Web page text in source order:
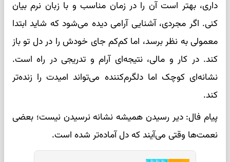
داری، بهتر است آن را در زمان مناسب و با زبان نرم بیان
کنی. اگر مجردی، آشنایی آرامی دیده می‌شود که شاید ابتدا
معمولی به نظر برسد، اما کم‌کم جای خودش را در دل تو باز
کند. در کار و مالی، نتیجه‌ای آرام و تدریجی در راه است.
نشانه‌ای کوچک اما دلگرم‌کننده می‌تواند امیدت را زنده‌تر
کند.
پیام فال: دیر رسیدن همیشه نشانه نرسیدن نیست؛ بعضی
نعمت‌ها وقتی می‌آیند که دل آماده‌تر شده است.